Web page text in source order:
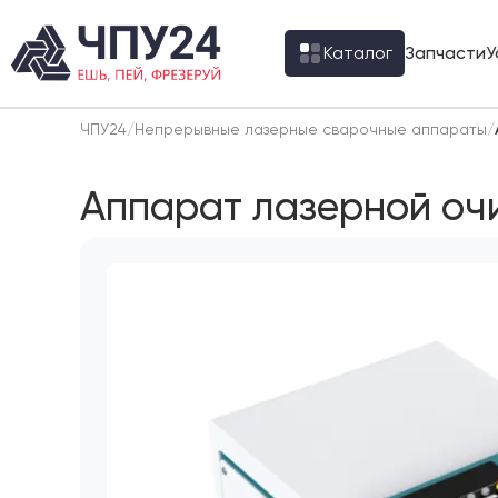
Каталог Запчасти
ЧПУ24/Непрерывные лазерные сварочные аппараты/
Аппарат лазерной